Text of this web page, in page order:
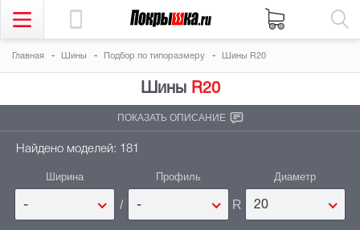
Главная Шины Подбор по типоразмеру Шины R20
Шины R20
ПОКАЗАТЬ ОПИСАНИЕ
Найдено моделей: 181
Ширина
- /
Профиль
- R
Диаметр
20